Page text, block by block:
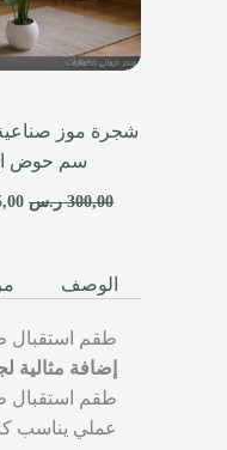
سم حوض
300,00 ر.س
الوصف
طقم استقبال
إضافة مثالية
عملي يناسب